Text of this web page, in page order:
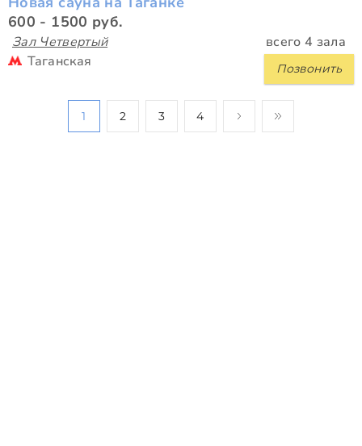
600 - 1500 руб.
Зал Четвертый всего 4 зала
Позвонить
Таганская
1 2 3 4